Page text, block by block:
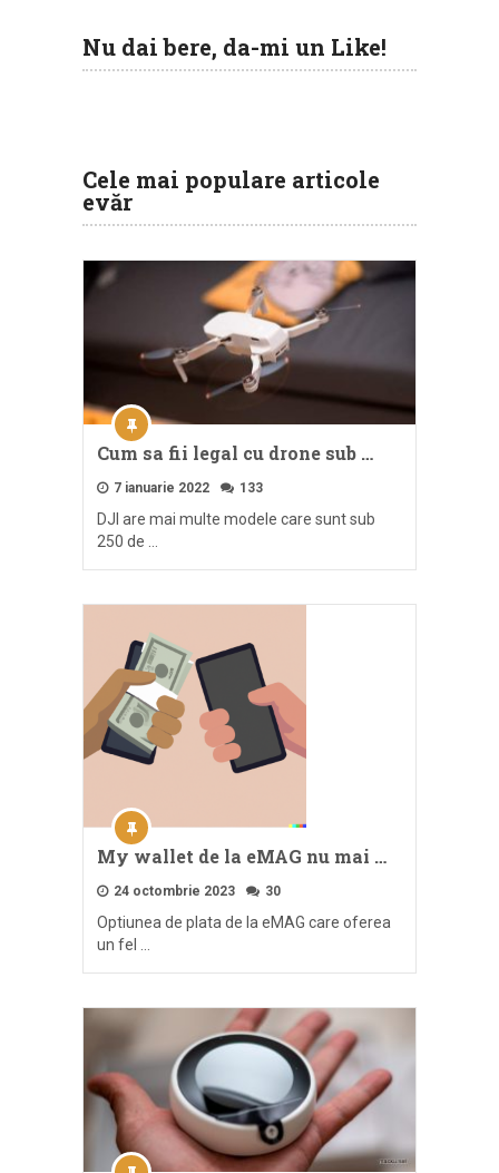
Nu dai bere, da-mi un Like!
Cele mai populare articole
evăr
Cum sa fii legal cu drone sub …
7 ianuarie 2022 133
DJI are mai multe modele care sunt sub
250 de …
My wallet de la eMAG nu mai …
24 octombrie 2023 30
Optiunea de plata de la eMAG care oferea
un fel …